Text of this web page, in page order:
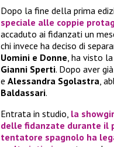
Dopo la fine della prima
speciale alle coppie
accaduto ai fidanzati un
chi invece ha deciso di
Uomini e Donne, ha visto
Gianni Sperti. Dopo aver
e Alessandra Sgolastra,
Baldassari.
Entrata in studio, la
delle fidanzate durante il
tentatore spagnolo ha